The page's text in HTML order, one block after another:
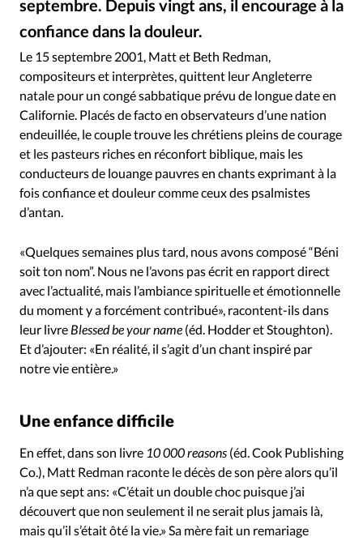
RUBRIQUES
Actualité internationale
Chronique
Culture
Dossier
Eglises Foi Génération réveil
Monde
Opinions
Publireportage
Relations Aujourd'hui
Société
Tour du monde des Eglises
Trait d'Ixène
Vécu
Vie Intérieure
septembre. Depuis vingt ans, il encourage à la
confiance dans la douleur.
Le 15 septembre 2001, Matt et Beth Redman,
compositeurs et interprètes, quittent leur Angleterre
natale pour un congé sabbatique prévu de longue date en
Californie. Placés de facto en observateurs d’une nation
endeuillée, le couple trouve les chrétiens pleins de courage
et les pasteurs riches en réconfort biblique, mais les
conducteurs de louange pauvres en chants exprimant à la
fois confiance et douleur comme ceux des psalmistes
d’antan.
«Quelques semaines plus tard, nous avons composé “Béni
soit ton nom”. Nous ne l’avons pas écrit en rapport direct
avec l’actualité, mais l’ambiance spirituelle et émotionnelle
du moment y a forcément contribué», racontent-ils dans
leur livre Blessed be your name (éd. Hodder et Stoughton).
Et d’ajouter: «En réalité, il s’agit d’un chant inspiré par
notre vie entière.»
Une enfance difficile
En effet, dans son livre 10 000 reasons (éd. Cook Publishing
Co.), Matt Redman raconte le décès de son père alors qu’il
n’a que sept ans: «C’était un double choc puisque j’ai
découvert que non seulement il ne serait plus jamais là,
mais qu’il s’était ôté la vie.» Sa mère fait un remariage